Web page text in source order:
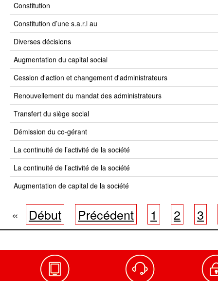
constitution
constitution d’une s.a.r.l au
diverses décisions
augmentation du capital social
cession d'action et changement d'administrateurs
renouvellement du mandat des administrateurs
transfert du siège social
démission du co-gérant
la continuité de l’activité de la société
la continuité de l’activité de la société
augmentation de capital de la société
« Début Précédent 1 2 3